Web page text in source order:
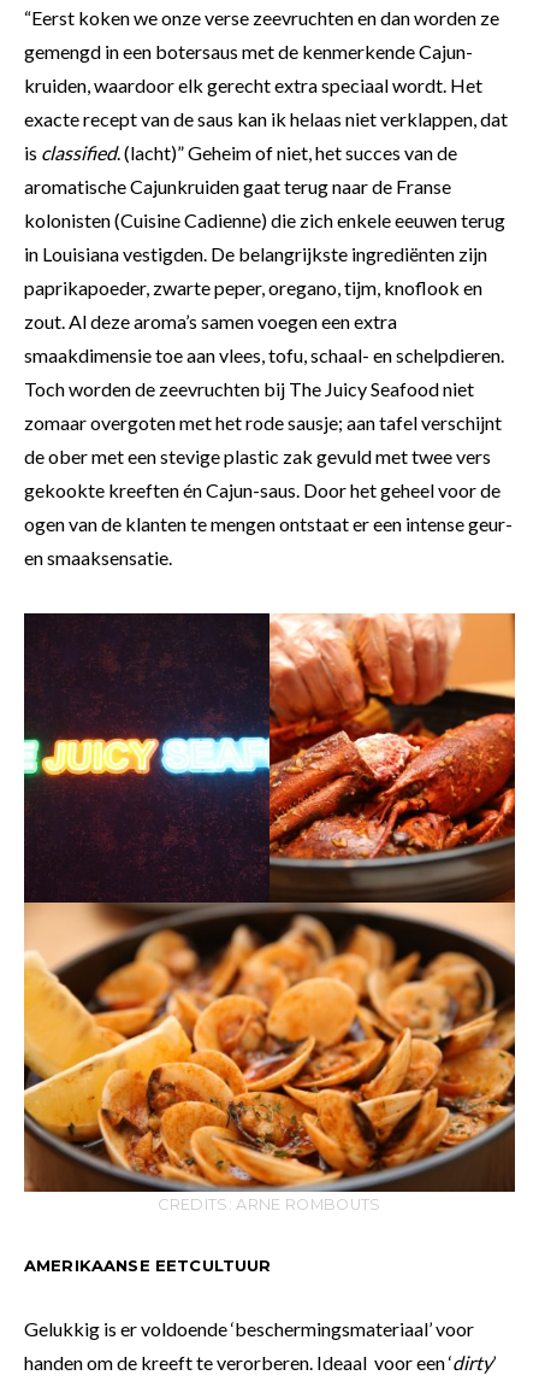
“Eerst koken we onze verse zeevruchten en dan worden ze
gemengd in een botersaus met de kenmerkende Cajun-
kruiden, waardoor elk gerecht extra speciaal wordt. Het
exacte recept van de saus kan ik helaas niet verklappen, dat
is classified. (lacht)” Geheim of niet, het succes van de
aromatische Cajunkruiden gaat terug naar de Franse
kolonisten (Cuisine Cadienne) die zich enkele eeuwen terug
in Louisiana vestigden. De belangrijkste ingrediënten zijn
paprikapoeder, zwarte peper, oregano, tijm, knoflook en
zout. Al deze aroma’s samen voegen een extra
smaakdimensie toe aan vlees, tofu, schaal- en schelpdieren.
Toch worden de zeevruchten bij The Juicy Seafood niet
zomaar overgoten met het rode sausje; aan tafel verschijnt
de ober met een stevige plastic zak gevuld met twee vers
gekookte kreeften én Cajun-saus. Door het geheel voor de
ogen van de klanten te mengen ontstaat er een intense geur-
en smaaksensatie.
CREDITS: ARNE ROMBOUTS
AMERIKAANSE EETCULTUUR
Gelukkig is er voldoende ‘beschermingsmateriaal’ voor
handen om de kreeft te verorberen. Ideaal voor een ‘dirty’